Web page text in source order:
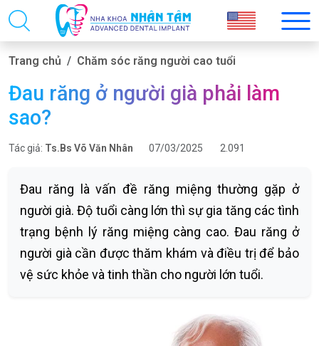
Trang chủ Chăm sóc răng người cao tuổi
Đau răng ở người già phải làm
sao?
Tác giả: Ts.Bs Võ Văn Nhân 07/03/2025 2.091
Đau răng là vấn đề răng miệng thường gặp ở
người già. Độ tuổi càng lớn thì sự gia tăng các tình
trạng bệnh lý răng miệng càng cao. Đau răng ở
người già cần được thăm khám và điều trị để bảo
vệ sức khỏe và tinh thần cho người lớn tuổi.